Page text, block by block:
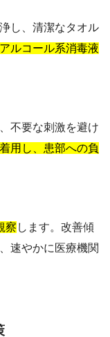
し、清潔なタオル
アルコール系消毒液
不要な刺激を避け
用し、患部への負
察 します。改善傾
速やかに医療機関